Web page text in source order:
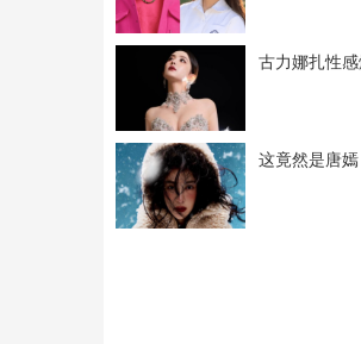
古力娜扎性
这竟然是唐嫣